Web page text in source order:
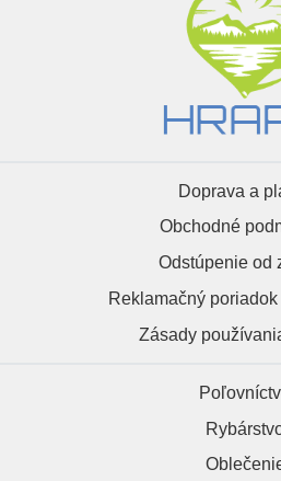
Doprava a
Obchodné
Odstúpenie od
Reklamačný
Zásady